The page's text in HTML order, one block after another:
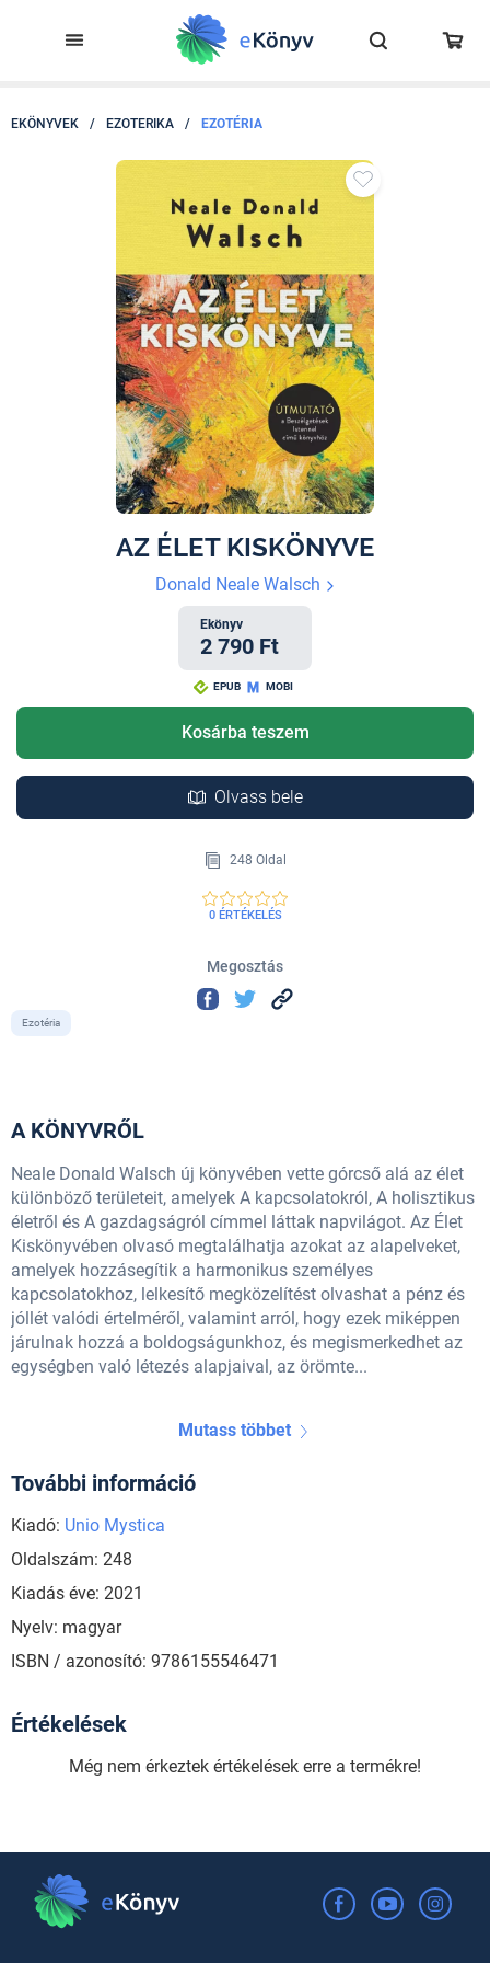
EKÖNYVEK / EZOTERIKA / EZOTÉRIA
AZ ÉLET KISKÖNYVE
Donald Neale Walsch
Ekönyv
2 790 Ft
EPUB MOBI
Kosárba teszem
Olvass bele
248 Oldal
0 ÉRTÉKELÉS
Megosztás
Ezotéria
A KÖNYVRŐL
Neale Donald Walsch új könyvében vette górcső alá az élet
különböző területeit, amelyek A kapcsolatokról, A holisztikus
életről és A gazdagságról címmel láttak napvilágot. Az Élet
Kiskönyvében olvasó megtalálhatja azokat az alapelveket,
amelyek hozzásegítik a harmonikus személyes
kapcsolatokhoz, lelkesítő megközelítést olvashat a pénz és
jóllét valódi értelméről, valamint arról, hogy ezek miképpen
járulnak hozzá a boldogságunkhoz, és megismerkedhet az
egységben való létezés alapjaival, az örömte...
Mutass többet
További információ
Kiadó: Unio Mystica
Oldalszám: 248
Kiadás éve: 2021
Nyelv: magyar
ISBN / azonosító: 9786155546471
Értékelések
Még nem érkeztek értékelések erre a termékre!